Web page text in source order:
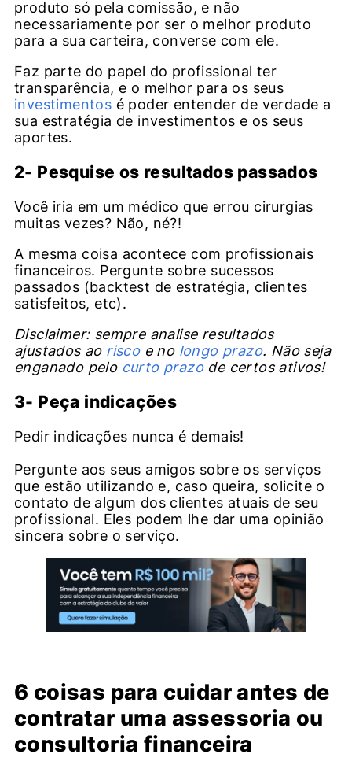
produto só pela comissão, e não
necessariamente por ser o melhor produto
para a sua carteira, converse com ele.
Faz parte do papel do profissional ter
transparência, e o melhor para os seus
investimentos é poder entender de verdade a
sua estratégia de investimentos e os seus
aportes.
2- Pesquise os resultados passados
Você iria em um médico que errou cirurgias
muitas vezes? Não, né?!
A mesma coisa acontece com profissionais
financeiros. Pergunte sobre sucessos
passados (backtest de estratégia, clientes
satisfeitos, etc).
Disclaimer: sempre analise resultados
ajustados ao riscoe no longo prazo. Não seja
enganado pelo curto prazode certos ativos!
3- Peça indicações
Pedir indicações nunca é demais!
Pergunte aos seus amigos sobre os serviços
que estão utilizando e, caso queira, solicite o
contato de algum dos clientes atuais de seu
profissional. Eles podem lhe dar uma opinião
sincera sobre o serviço.
6 coisas para cuidar antes de
contratar uma assessoria ou
consultoria financeira